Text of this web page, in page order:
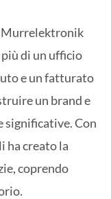
Murrelektronik
di un ufficio
e un fatturato
un brand e
significative. Con
ha creato la
coprendo